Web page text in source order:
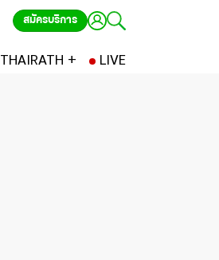
สมัครบริการ
THAIRATH + LIVE